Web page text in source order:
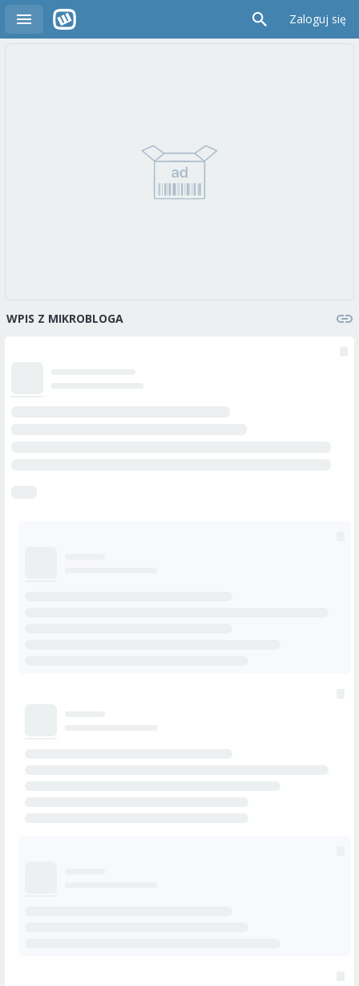
Zaloguj się
WPIS Z MIKROBLOGA